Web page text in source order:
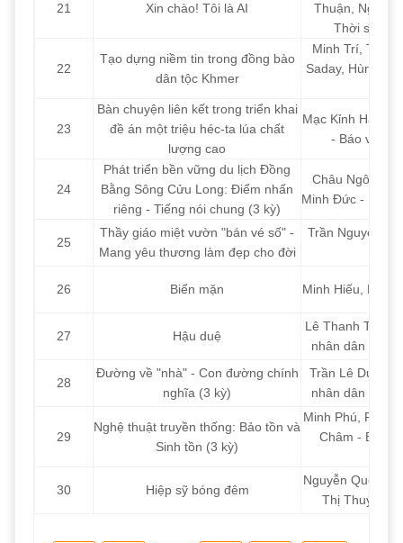
21 Xin chào! Tôi là AI
Thuận,
Thời sự
22
Tạo dựng niềm tin trong đồng bào
dân tộc Khmer
Minh Trí, Thu
Saday, Hùng
23
Bàn chuyện liên kết trong triển khai
đề án một triệu héc-ta lúa chất
lượng cao
Mạc Kỉnh Hào,
- Báo và
24
Phát triển bền vững du lịch Đồng
Bằng Sông Cửu Long: Điểm nhấn
riêng - Tiếng nói chung (3 kỳ)
Châu Ngô Mỹ
Minh Đức - Báo
25
Thầy giáo miệt vườn "bán vé số" -
Mang yêu thương làm đẹp cho đời
Trần Nguyên
26 Biển mặn Minh Hiếu,
27 Hậu duệ
Lê Thanh Tăng
nhân dân -
28
Đường về "nhà" - Con đường chính
nghĩa (3 kỳ)
Trần Lê Dung -
nhân dân -
29
Nghệ thuật truyền thống: Bảo tồn và
Sinh tồn (3 kỳ)
Minh Phú,
Châm - Ban
30 Hiệp sỹ bóng đêm
Nguyễn Quốc
Thị Thuý Lan